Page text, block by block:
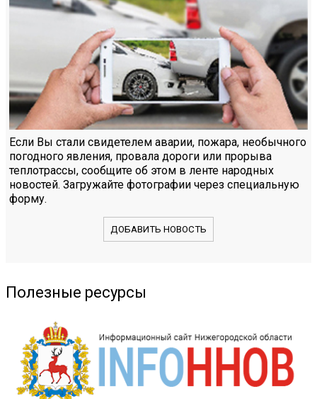
Если Вы стали свидетелем аварии, пожара, необычного
погодного явления, провала дороги или прорыва
теплотрассы, сообщите об этом в ленте народных
новостей. Загружайте фотографии через специальную
форму.
ДОБАВИТЬ НОВОСТЬ
Полезные ресурсы